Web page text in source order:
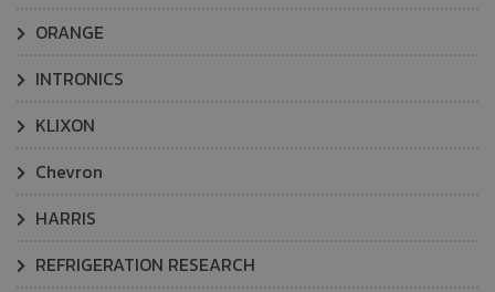
ORANGE
INTRONICS
KLIXON
Chevron
HARRIS
REFRIGERATION RESEARCH